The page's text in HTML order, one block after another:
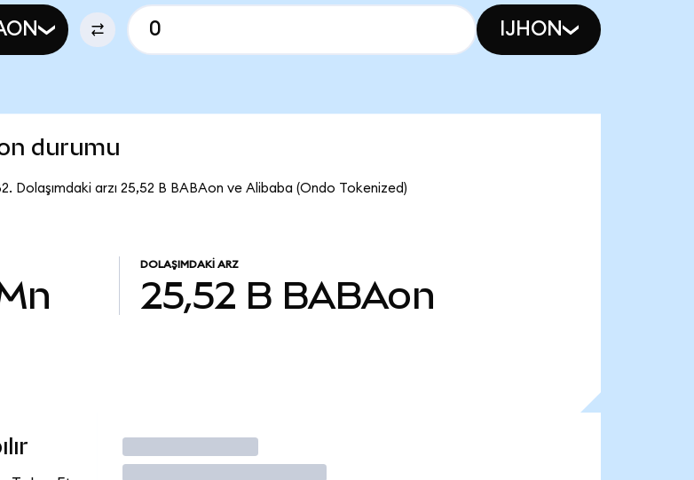
IJHON
durumu
Dolaşımdaki arzı 25,52 B BABAon ve Alibaba (Ondo Tokenized)
DOLAŞIMDAKI ARZ
25,52 B BABAon
İşlem Yap